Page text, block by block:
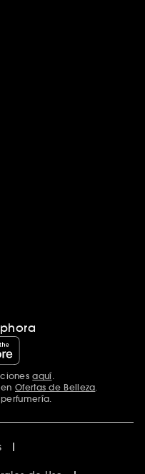
aquí
Ofertas de Belleza